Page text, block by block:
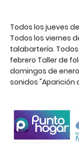
Todos los jueves
Todos los viernes
talabartería.
febrero Taller de
domingos de
sonidos "Aparición